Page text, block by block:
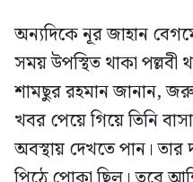
অন্যদিকে নূর জাহান
সময় উপস্থিত থাকা
শামছুর রহমান জানান,
খবর পেয়ে গিয়ে তিনি
অবস্থায় দেখতে পান।